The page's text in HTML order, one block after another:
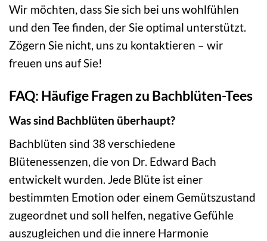
Wir möchten, dass Sie sich bei uns wohlfühlen
und den Tee finden, der Sie optimal unterstützt.
Zögern Sie nicht, uns zu kontaktieren – wir
freuen uns auf Sie!
FAQ: Häufige Fragen zu Bachblüten-Tees
Was sind Bachblüten überhaupt?
Bachblüten sind 38 verschiedene
Blütenessenzen, die von Dr. Edward Bach
entwickelt wurden. Jede Blüte ist einer
bestimmten Emotion oder einem Gemütszustand
zugeordnet und soll helfen, negative Gefühle
auszugleichen und die innere Harmonie